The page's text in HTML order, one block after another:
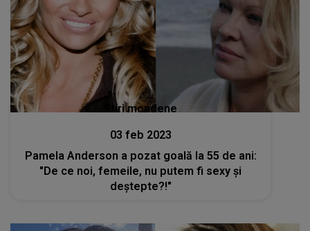
Stiri mondene
03 feb 2023
Pamela Anderson a pozat goală la 55 de ani:
"De ce noi, femeile, nu putem fi sexy și
deștepte?!"